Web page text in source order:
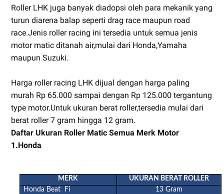
Roller LHK juga banyak diadopsi oleh para mekanik yang
turun diarena balap seperti drag race maupun road
race.Jenis roller racing ini tersedia untuk semua jenis
motor matic ditanah air,mulai dari Honda,Yamaha
maupun Suzuki.
Harga roller racing LHK dijual dengan harga paling
murah Rp 65.000 sampai dengan Rp 125.000 tergantung
type motor.Untuk ukuran berat roller,tersedia mulai dari
berat roller 7 gram hingga 12 gram.
Daftar Ukuran Roller Matic Semua Merk Motor
1.Honda
MERK
UKURAN BERAT ROLLER
Honda Beat Fi
13 Gram